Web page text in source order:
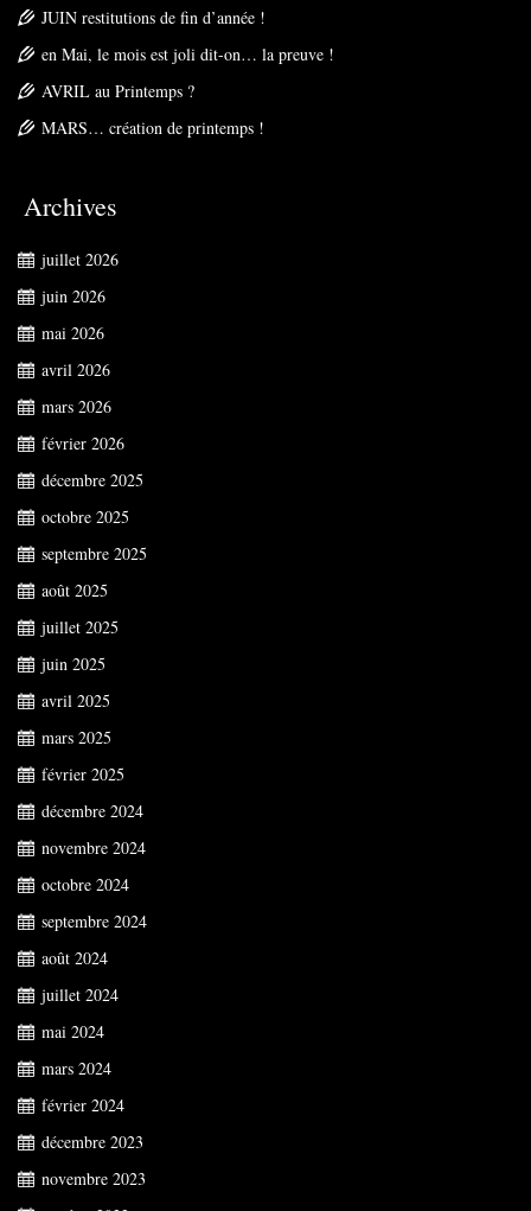
JUIN restitutions de fin d’année !
en Mai, le mois est joli dit-on… la preuve !
AVRIL au Printemps ?
MARS… création de printemps !
Archives
juillet 2026
juin 2026
mai 2026
avril 2026
mars 2026
février 2026
décembre 2025
octobre 2025
septembre 2025
août 2025
juillet 2025
juin 2025
avril 2025
mars 2025
février 2025
décembre 2024
novembre 2024
octobre 2024
septembre 2024
août 2024
juillet 2024
mai 2024
mars 2024
février 2024
décembre 2023
novembre 2023